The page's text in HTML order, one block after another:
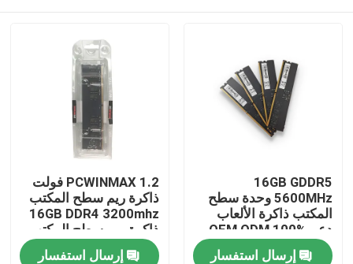
بيت
منتجات
16GB GDDR5
5600MHz وحدة سطح
المكتب ذاكرة الألعاب
دعم OEM ODM 100%
التوافق الكامل
إرسال استفسار
PCWINMAX 1.2 فولت
ذاكرة ريم سطح المكتب
16GB DDR4 3200mhz
ذاكرة ريم سطح المكتب
غير ECC
إرسال استفسار